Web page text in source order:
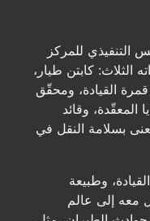
للمركز
الثلاث: كابتن طيار،
القيادة، ومحقّق
وقائد
بسلامة النقل في
وطبيعة
معه إلى عالم